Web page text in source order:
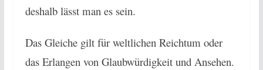
deshalb lässt man es sein.
Das Gleiche gilt für weltlichen Reichtum oder
das Erlangen von Glaubwürdigkeit und Ansehen.